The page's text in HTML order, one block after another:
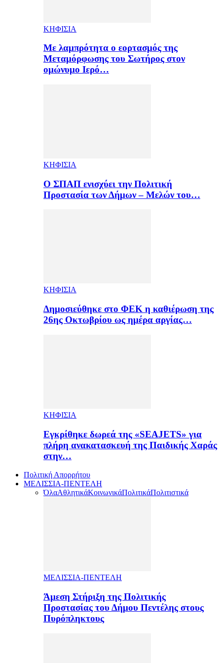
ΚΗΦΙΣΙΑ
Με λαμπρότητα ο εορτασμός της
Μεταμόρφωσης του Σωτήρος στον
ομώνυμο Ιερό…
ΚΗΦΙΣΙΑ
Ο ΣΠΑΠ ενισχύει την Πολιτική
Προστασία των Δήμων – Μελών του…
ΚΗΦΙΣΙΑ
Δημοσιεύθηκε στο ΦΕΚ η καθιέρωση της
26ης Οκτωβρίου ως ημέρα αργίας…
ΚΗΦΙΣΙΑ
Εγκρίθηκε δωρεά της «SEAJETS» για
πλήρη ανακατασκευή της Παιδικής Χαράς
στην…
Πολιτική Απορρήτου
ΜΕΛΙΣΣΙΑ-ΠΕΝΤΕΛΗ
ΌλαΑθλητικάΚοινωνικάΠολιτικάΠολιτιστικά
ΜΕΛΙΣΣΙΑ-ΠΕΝΤΕΛΗ
Άμεση Στήριξη της Πολιτικής
Προστασίας του Δήμου Πεντέλης στους
Πυρόπληκτους